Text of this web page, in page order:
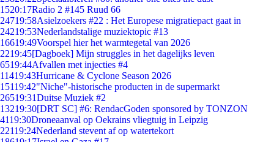
1520:17Radio 2 #145 Ruud 66
24719:58Asielzoekers #22 : Het Europese migratiepact gaat in
24219:53Nederlandstalige muziektopic #13
16619:49Voorspel hier het warmtegetal van 2026
2219:45[Dagboek] Mijn struggles in het dagelijks leven
6519:44Afvallen met injecties #4
11419:43Hurricane & Cyclone Season 2026
15119:42"Niche"-historische producten in de supermarkt
26519:31Duitse Muziek #2
13219:30[DRT SC] #6: RendacGoden sponsored by TONZON
4119:30Droneaanval op Oekrains vliegtuig in Leipzig
22119:24Nederland stevent af op watertekort